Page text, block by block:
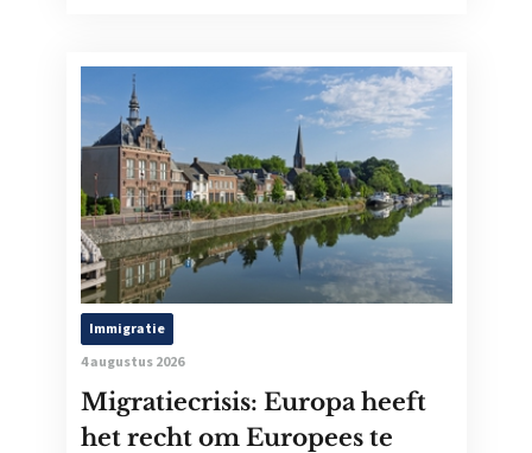
Immigratie
4 augustus 2026
Migratiecrisis: Europa heeft
het recht om Europees te